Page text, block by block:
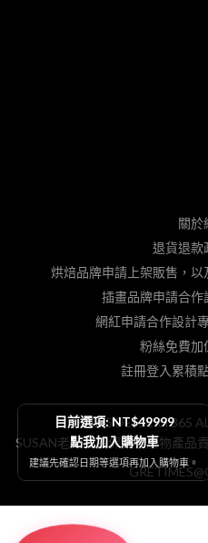
關於
退貨退款
烘焙品牌申請上架販售，
插畫品牌申請合作
網紅申請合作設計
粉絲免費加
註冊登入累積
© 2025 DESSERT365
SUSAN老師已投保國泰產物產品
目前選項: NT$49999
點我加入購物車
建議先確認日期等選項再加入購物車。